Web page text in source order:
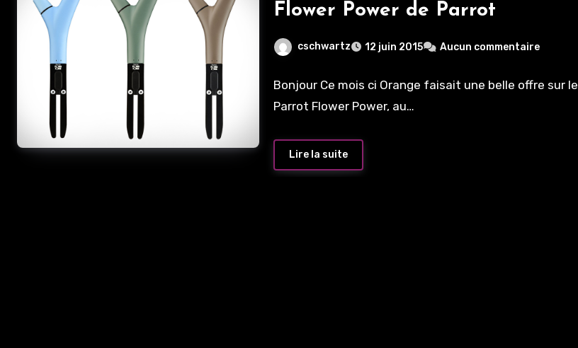
Flower Power de Parrot
cschwartz 12 juin 2015 Aucun commentaire
Bonjour Ce mois ci Orange faisait une belle offre sur le
Parrot Flower Power, au…
Lire la suite